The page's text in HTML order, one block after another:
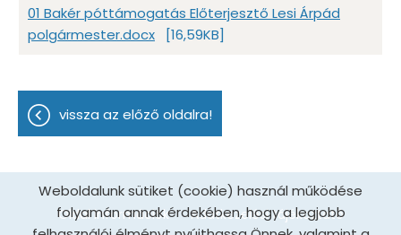
01 Bakér póttámogatás Előterjesztő Lesi Árpád
polgármester.docx
[16,59KB]
vissza az előző oldalra!
Oldal információk
Adatkezelési tájékoztató
Weboldalunk sütiket (cookie) használ működése
folyamán annak érdekében, hogy a legjobb